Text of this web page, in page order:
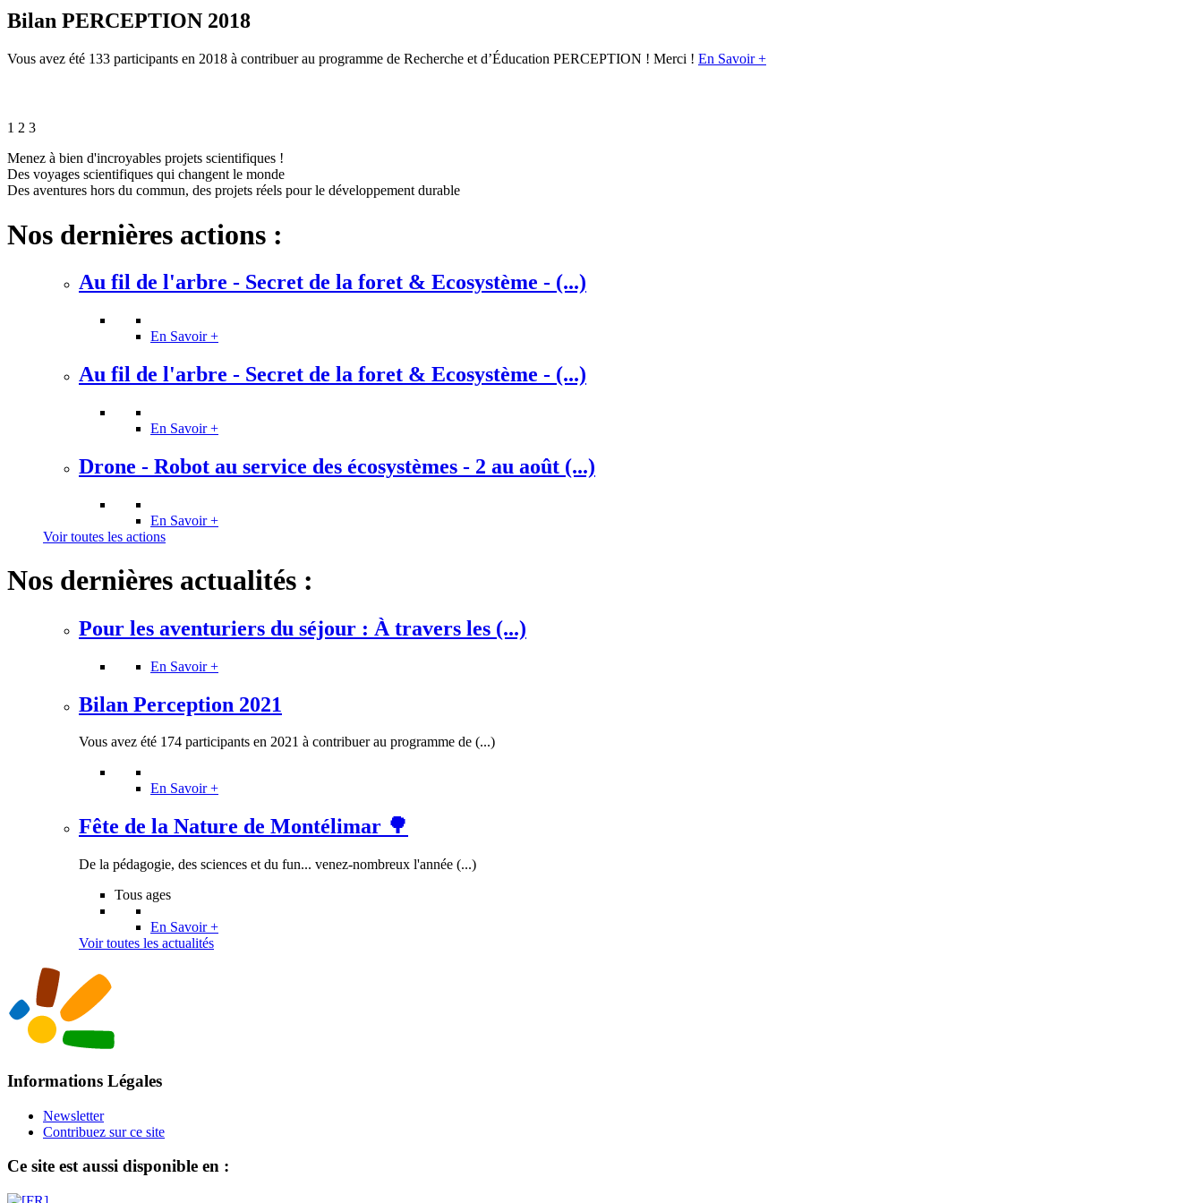
Bilan PERCEPTION 2018
Vous avez été 133 participants en 2018 à contribuer au programme de Recherche et d’Éducation PERCEPTION ! Merci ! En Savoir +
1 2 3
Menez à bien d'incroyables projets scientifiques !
Des voyages scientifiques qui changent le monde
Des aventures hors du commun, des projets réels pour le développement durable
Nos dernières actions :
Au fil de l'arbre - Secret de la foret & Ecosystème - (...)
En Savoir +
Au fil de l'arbre - Secret de la foret & Ecosystème - (...)
En Savoir +
Drone - Robot au service des écosystèmes - 2 au août (...)
En Savoir +
Voir toutes les actions
Nos dernières actualités :
Pour les aventuriers du séjour : À travers les (...)
En Savoir +
Bilan Perception 2021
Vous avez été 174 participants en 2021 à contribuer au programme de (...)
En Savoir +
Fête de la Nature de Montélimar 🌳
De la pédagogie, des sciences et du fun... venez-nombreux l'année (...)
Tous ages
En Savoir +
Voir toutes les actualités
Informations Légales
Newsletter
Contribuez sur ce site
Ce site est aussi disponible en :